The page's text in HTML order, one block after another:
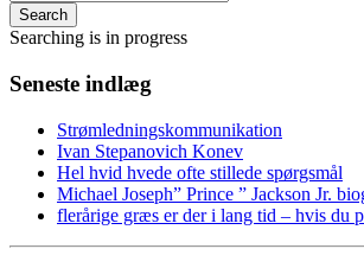
Search
Searching is in progress
Seneste indlæg
Strømledningskommunikation
Ivan Stepanovich Konev
Hel hvid hvede ofte stillede spørgsmål
Michael Joseph” Prince ” Jackson Jr.
flerårige græs er der i lang tid – hvis du